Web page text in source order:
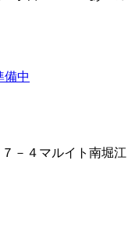
備中
－４マルイト南堀江